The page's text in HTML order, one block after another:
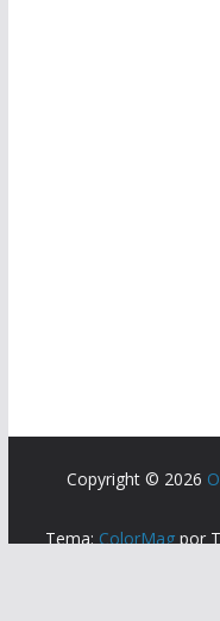
Copyright © 2026
Tema: ColorMag por